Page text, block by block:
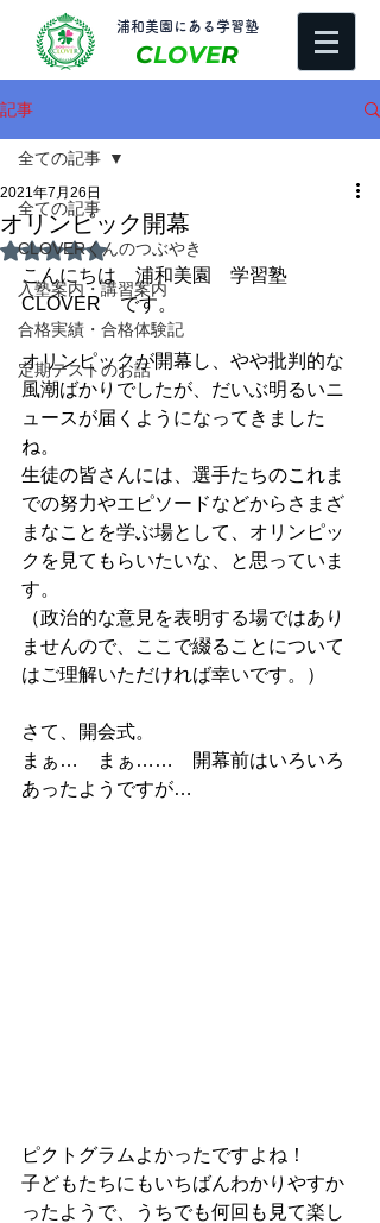
​浦和美園にある学習塾
CLOVER
記事
全ての記事
CLOVERくんのつぶやき
入塾案内・講習案内
合格実績・合格体験記
定期テストのお話
全ての記事
オリンピック開幕
2021年7月26日
5つ星のうちNaNと評価されています。
こんにちは　浦和美園　学習塾
CLOVER　です。
オリンピックが開幕し、やや批判的な
風潮ばかりでしたが、だいぶ明るいニ
ュースが届くようになってきました
ね。
生徒の皆さんには、選手たちのこれま
での努力やエピソードなどからさまざ
まなことを学ぶ場として、オリンピッ
クを見てもらいたいな、と思っていま
す。
（政治的な意見を表明する場ではあり
ませんので、ここで綴ることについて
はご理解いただければ幸いです。）
さて、開会式。
まぁ…　まぁ……　開幕前はいろいろ
あったようですが…
ピクトグラムよかったですよね！
子どもたちにもいちばんわかりやすか
ったようで、うちでも何回も見て楽し